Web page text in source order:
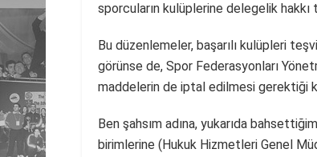
sporcuların kulüplerine delegelik hakkı
Bu düzenlemeler, başarılı kulüpleri
görünse de, Spor Federasyonları
maddelerin de iptal edilmesi gerektiği
Ben şahsım adına, yukarıda
birimlerine (Hukuk Hizmetleri Genel